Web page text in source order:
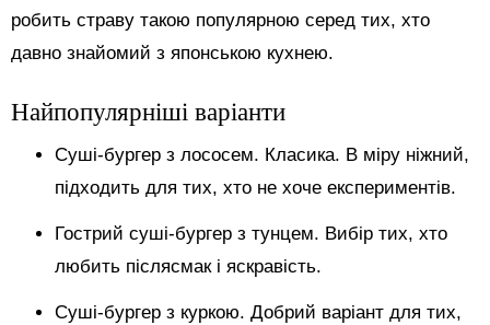
робить страву такою популярною серед тих, хто
давно знайомий з японською кухнею.
Найпопулярніші варіанти
Суші-бургер з лососем. Класика. В міру ніжний,
підходить для тих, хто не хоче експериментів.
Гострий суші-бургер з тунцем. Вибір тих, хто
любить післясмак і яскравість.
Суші-бургер з куркою. Добрий варіант для тих,